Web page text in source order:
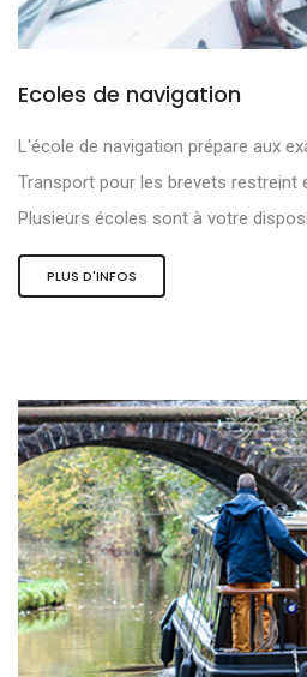
Ecoles de navigation
L'école de navigation prépare aux
Transport pour les brevets restreint
Plusieurs écoles sont à votre
PLUS D'INFOS